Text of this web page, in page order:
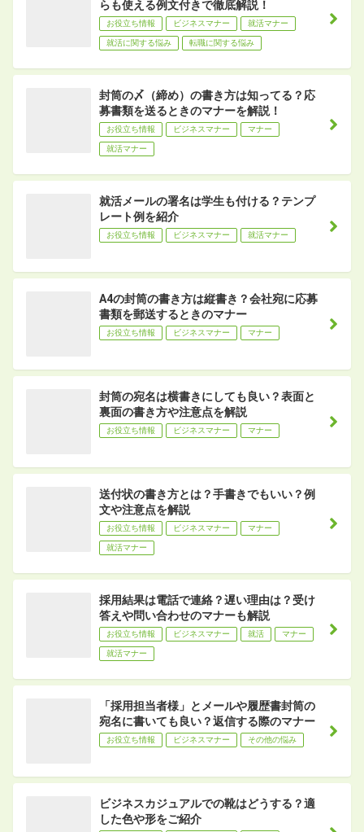
らも使える例文付きで徹底解説！
お役立ち情報 ビジネスマナー 就活マナー
就活に関する悩み 転職に関する悩み
封筒の〆（締め）の書き方は知ってる？応
募書類を送るときのマナーを解説！
お役立ち情報 ビジネスマナー マナー
就活マナー
就活メールの署名は学生も付ける？テンプ
レート例を紹介
お役立ち情報 ビジネスマナー 就活マナー
A4の封筒の書き方は縦書き？会社宛に応募
書類を郵送するときのマナー
お役立ち情報 ビジネスマナー マナー
封筒の宛名は横書きにしても良い？表面と
裏面の書き方や注意点を解説
お役立ち情報 ビジネスマナー マナー
送付状の書き方とは？手書きでもいい？例
文や注意点を解説
お役立ち情報 ビジネスマナー マナー
就活マナー
採用結果は電話で連絡？遅い理由は？受け
答えや問い合わせのマナーも解説
お役立ち情報 ビジネスマナー 就活 マナー
就活マナー
「採用担当者様」とメールや履歴書封筒の
宛名に書いても良い？返信する際のマナー
お役立ち情報 ビジネスマナー その他の悩み
ビジネスカジュアルでの靴はどうする？適
した色や形をご紹介